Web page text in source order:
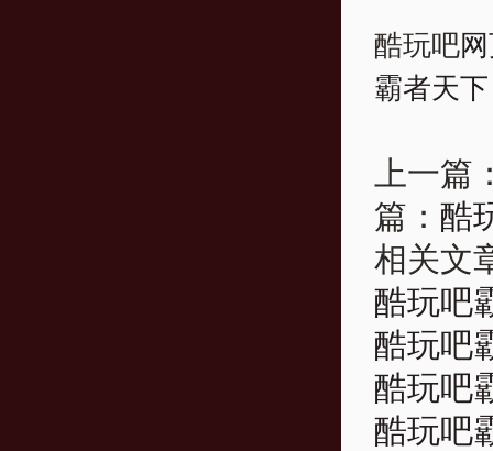
酷玩吧
霸者天下
上一篇
篇： 酷
相关文
酷玩吧
酷玩吧
酷玩吧
酷玩吧